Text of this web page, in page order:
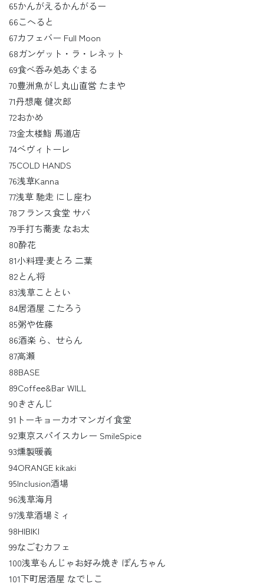
65かんがえるかんがるー
66こへると
67カフェバー Full Moon
68ガンゲット・ラ・レネット
69食べ呑み処あぐまる
70豊洲魚がし丸山直営 たまや
71丹想庵 健次郎
72おかめ
73金太楼鮨 馬道店
74ベヴィトーレ
75COLD HANDS
76浅草Kanna
77浅草 馳走 にし座わ
78フランス食堂 サバ
79手打ち蕎麦 なお太
80酔花
81小料理·麦とろ 二葉
82とん将
83浅草こととい
84居酒屋 こたろう
85粥や佐藤
86酒楽 ら、せらん
87高瀬
88BASE
89Coffee&Bar WILL
90きさんじ
91トーキョーカオマンガイ食堂
92東京スパイスカレー SmileSpice
93燻製暖義
94ORANGE kikaki
95Inclusion酒場
96浅草海月
97浅草酒場ミィ
98HIBIKI
99なごむカフェ
100浅草もんじゃお好み焼き ぽんちゃん
101下町居酒屋 なでしこ